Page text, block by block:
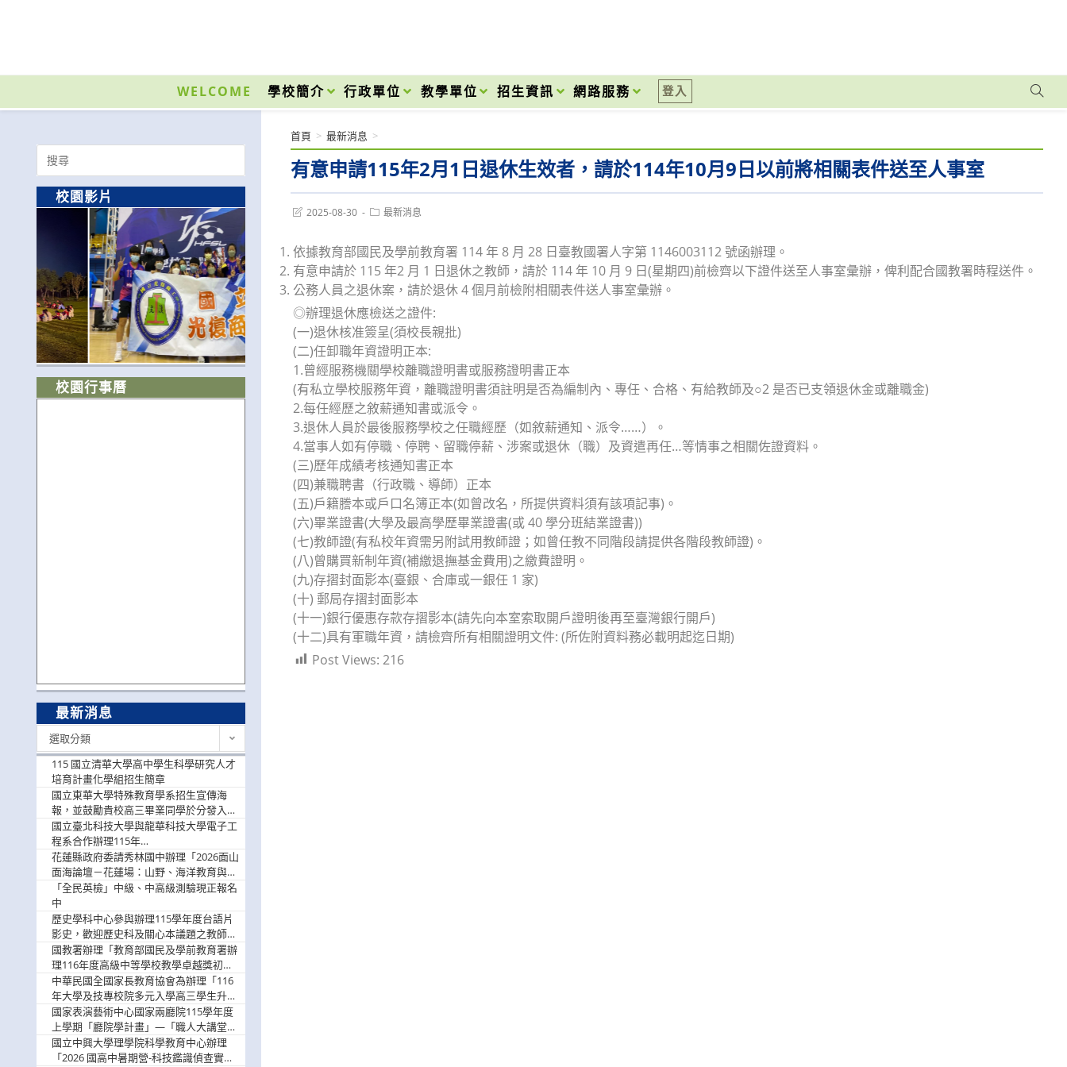
內
WELCOME 學校簡介 行政單位 教學單位 招生資訊 網路服務 登入
有意申請115年2月1日退休生效者，請於114年10月9日以前將相關表件送至人事室
首頁 > 最新消息 >
Post2025-08-30
Post最新消息
依據教育部國民及學前教育署 114 年 8 月 28 日臺教國署人字第 1146003112 號函辦理。
有意申請於 115 年2 月 1 日退休之教師，請於 114 年 10 月 9 日(星期四)前檢齊以下證件送至人事室彙辦，俾利配合國教署時程送件。
公務人員之退休案，請於退休 4 個月前檢附相關表件送人事室彙辦。
◎辦理退休應檢送之證件:
(一)退休核准簽呈(須校長親批)
(二)任卸職年資證明正本:
1.曾經服務機關學校離職證明書或服務證明書正本
(有私立學校服務年資，離職證明書須註明是否為編制內、專任、合格、有給教師及○2 是否已支領退休金或離職金)
2.每任經歷之敘薪通知書或派令。
3.退休人員於最後服務學校之任職經歷（如敘薪通知、派令……）。
4.當事人如有停職、停聘、留職停薪、涉案或退休（職）及資遣再任…等情事之相關佐證資料。
(三)歷年成績考核通知書正本
(四)兼職聘書（行政職、導師）正本
(五)戶籍謄本或戶口名簿正本(如曾改名，所提供資料須有該項記事)。
(六)畢業證書(大學及最高學歷畢業證書(或 40 學分班結業證書))
(七)教師證(有私校年資需另附試用教師證；如曾任教不同階段請提供各階段教師證)。
(八)曾購買新制年資(補繳退撫基金費用)之繳費證明。
(九)存摺封面影本(臺銀、合庫或一銀任 1 家)
(十) 郵局存摺封面影本
(十一)銀行優惠存款存摺影本(請先向本室索取開戶證明後再至臺灣銀行開戶)
(十二)具有軍職年資，請檢齊所有相關證明文件: (所佐附資料務必載明起迄日期)
Post Views: 216
Search
for:
校園影片
校園行事曆
最新消息
選取分類
115 國立清華大學高中學生科學研究人才
培育計畫化學組招生簡章
國立東華大學特殊教育學系招生宣傳海
報，並鼓勵貴校高三畢業同學於分發入學
階段踴躍選填。
國立臺北科技大學與龍華科技大學電子工
程系合作辦理115年
「115.08.10~08.12「AI賦能應用於智慧半
導體研習營」，歡迎學生踴躍報名參加
花蓮縣政府委請秀林國中辦理「2026面山
面海論壇－花蓮場：山野、海洋教育與戶
外安全實務課程」，歡迎踴躍報名參加
「全民英檢」中級、中高級測驗現正報名
中
歷史學科中心參與辦理115學年度台語片
影史，歡迎歷史科及關心本議題之教師踴
躍報名參加
國教署辦理「教育部國民及學前教育署辦
理116年度高級中等學校教學卓越獎初選
實施計畫」，鼓勵教師踴躍報名
中華民國全國家長教育協會為辦理「116
年大學及技專校院多元入學高三學生升學
輔導家長說明會」
國家表演藝術中心國家兩廳院115學年度
上學期「廳院學計畫」—「職人大講堂」
及「一日體驗課程」，鼓勵踴躍報名參
與。
國立中興大學理學院科學教育中心辦理
「2026 國高中暑期營-科技鑑識偵查實戰